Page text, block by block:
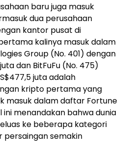
baru juga masuk
dua perusahaan
kantor pusat di
kalinya masuk dalam
Group (No. 401) dengan
dan BitFuFu (No. 475)
juta adalah
kripto pertama yang
masuk dalam daftar Fortune
ini menandakan bahwa dunia
ke beberapa kategori
persaingan semakin